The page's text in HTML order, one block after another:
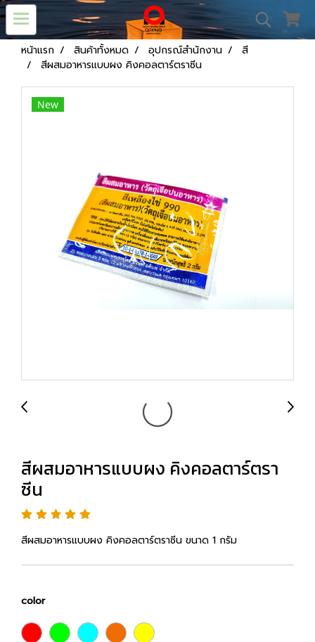
หน้าแรก สินค้าทั้งหมด อุปกรณ์สำนักงาน
สี
สีผสมอาหารแบบผง คิงคอลตาร์ตราซีน
New
สีผสมอาหารแบบผง คิงคอลตาร์ตรา
ซีน
สีผสมอาหารแบบผง คิงคอลตาร์ตราซีน ขนาด 1 กรัม
color